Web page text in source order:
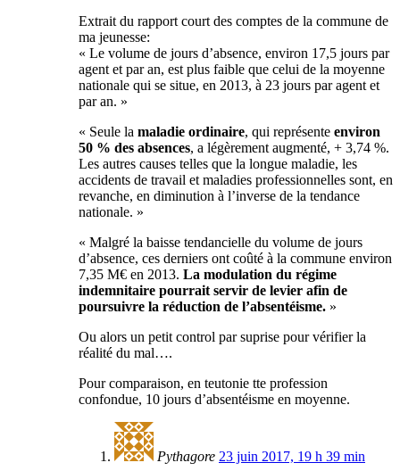
Extrait du rapport court des comptes de la commune de
ma jeunesse:
« Le volume de jours d’absence, environ 17,5 jours par
agent et par an, est plus faible que celui de la moyenne
nationale qui se situe, en 2013, à 23 jours par agent et
par an. »
« Seule la maladie ordinaire, qui représente environ
50 % des absences, a légèrement augmenté, + 3,74 %.
Les autres causes telles que la longue maladie, les
accidents de travail et maladies professionnelles sont, en
revanche, en diminution à l’inverse de la tendance
nationale. »
« Malgré la baisse tendancielle du volume de jours
d’absence, ces derniers ont coûté à la commune environ
7,35 M€ en 2013. La modulation du régime
indemnitaire pourrait servir de levier afin de
poursuivre la réduction de l’absentéisme. »
Ou alors un petit control par suprise pour vérifier la
réalité du mal….
Pour comparaison, en teutonie tte profession
confondue, 10 jours d’absentéisme en moyenne.
Pythagore 23 juin 2017, 19 h 39 min